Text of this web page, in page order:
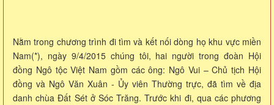
Nằm trong chương trình đi tìm và kết nối dòng họ khu vực miền
Nam(*), ngày 9/4/2015 chúng tôi, hai người trong đoàn Hội
đồng Ngô tộc Việt Nam gồm các ông: Ngô Vui – Chủ tịch Hội
đồng và Ngô Văn Xuân - Ủy viên Thường trực, đã tìm về địa
danh chùa Đất Sét ở Sóc Trăng. Trước khi đi, qua các phương